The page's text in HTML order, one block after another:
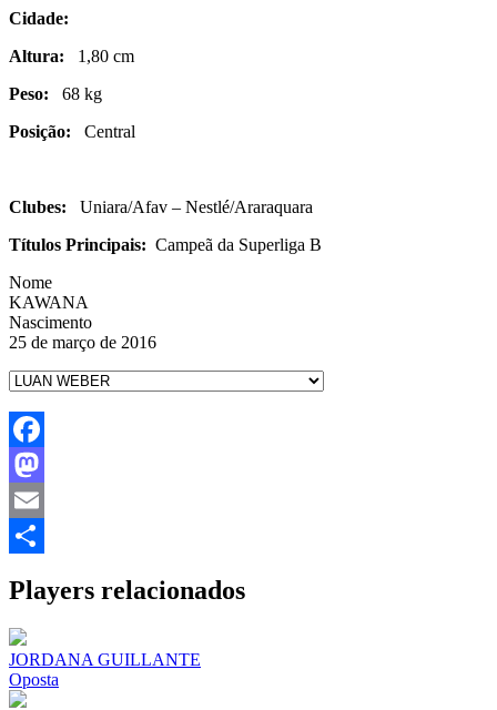
Cidade:
Altura: 1,80 cm
Peso: 68 kg
Posição: Central
Clubes: Uniara/Afav – Nestlé/Araraquara
Títulos Principais: Campeã da Superliga B
Nome
KAWANA
Nascimento
25 de março de 2016
Facebook
Mastodon
Email
Players relacionados
JORDANA GUILLANTE
Oposta